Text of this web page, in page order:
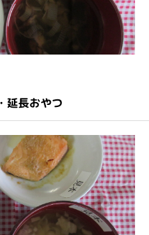
延長おやつ